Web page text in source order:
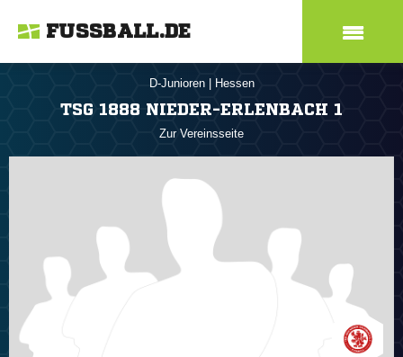
FUSSBALL.DE
D-Junioren Hessen
TSG 1888 NIEDER-ERLENBACH 1
Zur Vereinsseite